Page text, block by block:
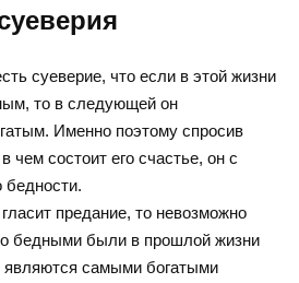
суеверие, что если в этой жизни
то в следующей он
Именно поэтому спросив
чем состоит его счастье, он с
бедности.
предание, то невозможно
бедными были в прошлой жизни
являются самыми богатыми